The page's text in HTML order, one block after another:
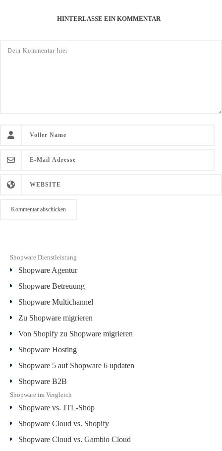
HINTERLASSE EIN KOMMENTAR
Shopware Dienstleistung
Shopware Agentur
Shopware Betreuung
Shopware Multichannel
Zu Shopware migrieren
Von Shopify zu Shopware migrieren
Shopware Hosting
Shopware 5 auf Shopware 6 updaten
Shopware B2B
Shopware im Vergleich
Shopware vs. JTL-Shop
Shopware Cloud vs. Shopify
Shopware Cloud vs. Gambio Cloud